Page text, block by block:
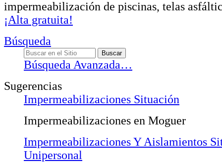
impermeabilización de piscinas, telas
¡Alta gratuita!
Búsqueda
Búsqueda Avanzada…
Sugerencias
Impermeabilizaciones Situación
Impermeabilizaciones en Moguer
Impermeabilizaciones Y Aislamientos
Unipersonal